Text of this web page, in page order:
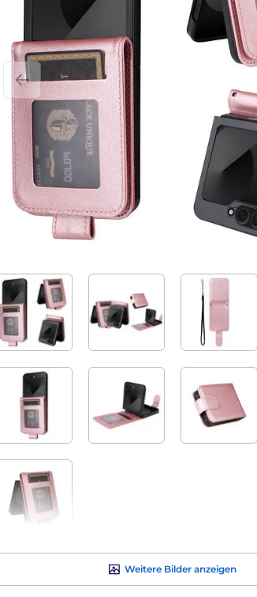
Weitere Bilder anzeigen